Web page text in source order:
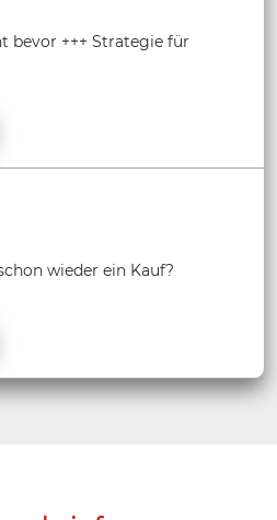
bevor +++ Strategie für
wieder ein Kauf?